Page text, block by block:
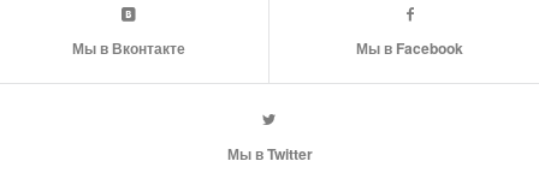
Мы в Вконтакте Мы в Facebook
Мы в Twitter